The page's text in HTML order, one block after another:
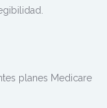
planes Medicare